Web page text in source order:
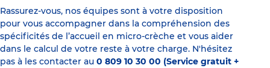
Rassurez-vous, nos équipes sont à votre disposition
pour vous accompagner dans la compréhension des
spécificités de l’accueil en micro-crèche et vous aider
dans le calcul de votre reste à votre charge. N'hésitez
pas à les contacter au 0 809 10 30 00 (Service gratuit +